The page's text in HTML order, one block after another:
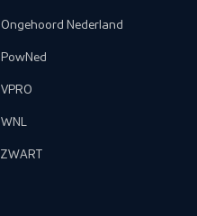
Ongehoord Nederland
PowNed
VPRO
WNL
ZWART